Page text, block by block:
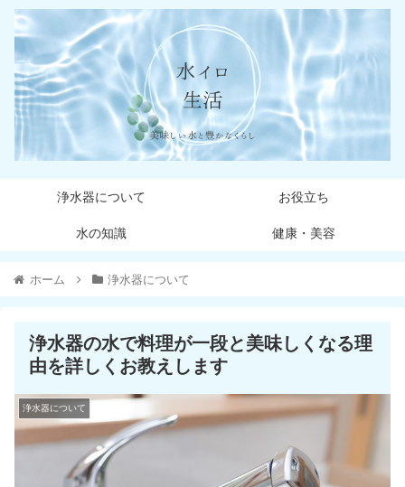
浄水器について お役立ち
水の知識 健康・美容
ホーム 浄水器について
浄水器の水で料理が一段と美味しくなる理
由を詳しくお教えします
浄水器について